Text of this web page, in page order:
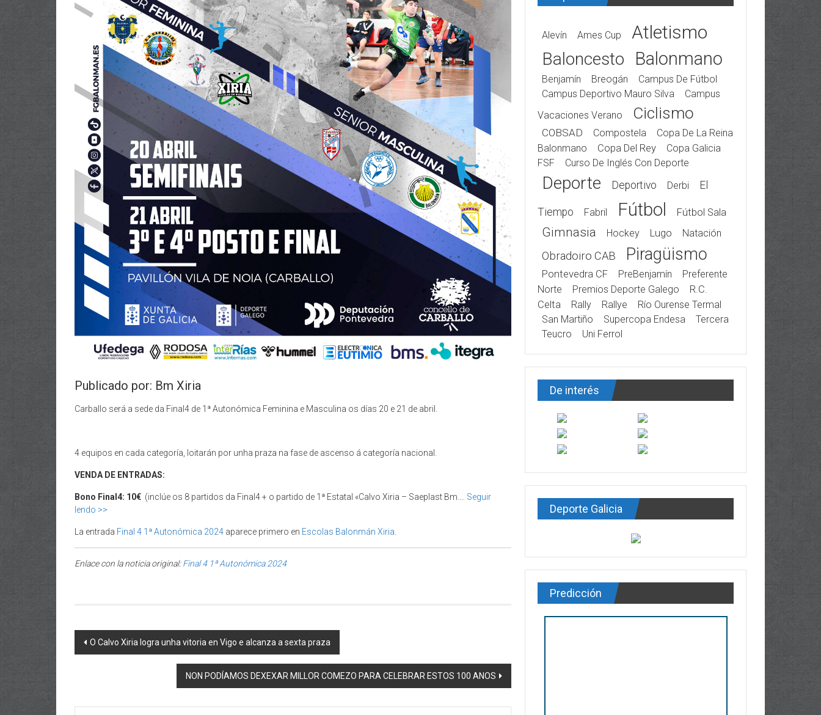
Publicado por: Bm Xiria
Carballo será a sede da Final4 de 1ª Autonómica Feminina e Masculina os días 20 e 21 de abril.
4 equipos en cada categoría, loitarán por unha praza na fase de ascenso á categoría nacional.
VENDA DE ENTRADAS:
Bono Final4: 10€ (inclúe os 8 partidos da Final4 + o partido de 1ª Estatal «Calvo Xiria – Saeplast Bm.… Seguir
lendo >>
La entrada Final 4 1ª Autonómica 2024 aparece primero en Escolas Balonmán Xiria
Enlace con la noticia original:Final 4 1ª Autonómica 2024
Post navigation
O Calvo Xiria logra unha vitoria en Vigo e alcanza a sexta praza
NON PODÍAMOS DEXEXAR MILLOR COMEZO PARA CELEBRAR ESTOS 100 ANOS
Alevín Ames Cup Atletismo
Baloncesto Balonmano
Benjamín Breogán
Campus De Fútbol
Campus Deportivo Mauro Silva
Campus
Vacaciones Verano
Ciclismo
COBSAD Compostela
Copa De La Reina
Balonmano
Copa Del Rey
Copa Galicia
FSF
Curso De Inglés Con Deporte
Deporte Deportivo Derbi El
Tiempo Fabril Fútbol Fútbol Sala
Gimnasia Hockey Lugo Natación
Obradoiro CAB Piragüismo
Pontevedra CF PreBenjamín
Preferente
Norte
Premios Deporte Galego
R.C.
Celta
Rally Rallye
Río Ourense Termal
San Martiño
Supercopa Endesa
Tercera
Teucro
Uni Ferrol
De interés
Deporte Galicia
Predicción